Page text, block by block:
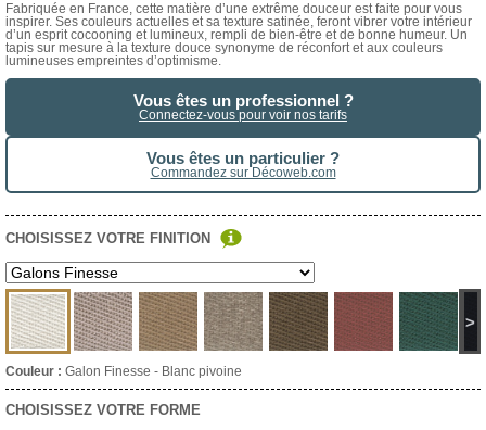
Fabriquée en France, cette matière d’une extrême douceur est faite pour vous
inspirer. Ses couleurs actuelles et sa texture satinée, feront vibrer votre intérieur
d’un esprit cocooning et lumineux, rempli de bien-être et de bonne humeur. Un
tapis sur mesure à la texture douce synonyme de réconfort et aux couleurs
lumineuses empreintes d’optimisme.
Vous êtes un professionnel ?
Connectez-vous pour voir nos tarifs
Vous êtes un particulier ?
Commandez sur Décoweb.com
CHOISISSEZ VOTRE FINITION
>
Couleur : Galon Finesse - Blanc pivoine
CHOISISSEZ VOTRE FORME